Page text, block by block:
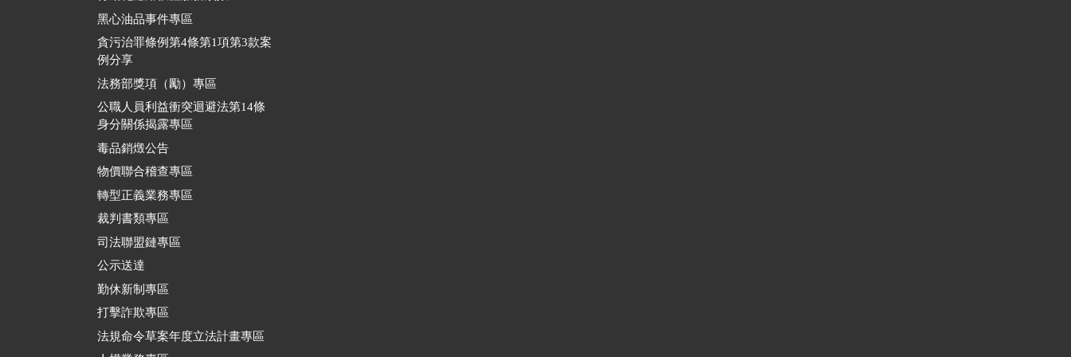
黑心油品事件專區
貪污治罪條例第4條第1項第3款案
例分享
法務部獎項（勵）專區
公職人員利益衝突迴避法第14條
身分關係揭露專區
毒品銷燬公告
物價聯合稽查專區
轉型正義業務專區
裁判書類專區
司法聯盟鏈專區
公示送達
勤休新制專區
打擊詐欺專區
法規命令草案年度立法計畫專區